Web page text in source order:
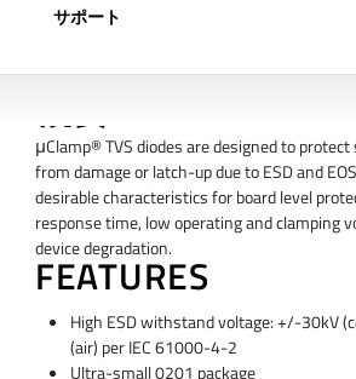
サポート
μClamp® TVS diodes are designed to
from damage or latch-up due to ESD and
desirable characteristics for board level
response time, low operating and clamping
device degradation.
FEATURES
High ESD withstand voltage: +/-30kV
(air) per IEC 61000-4-2
Ultra-small 0201 package